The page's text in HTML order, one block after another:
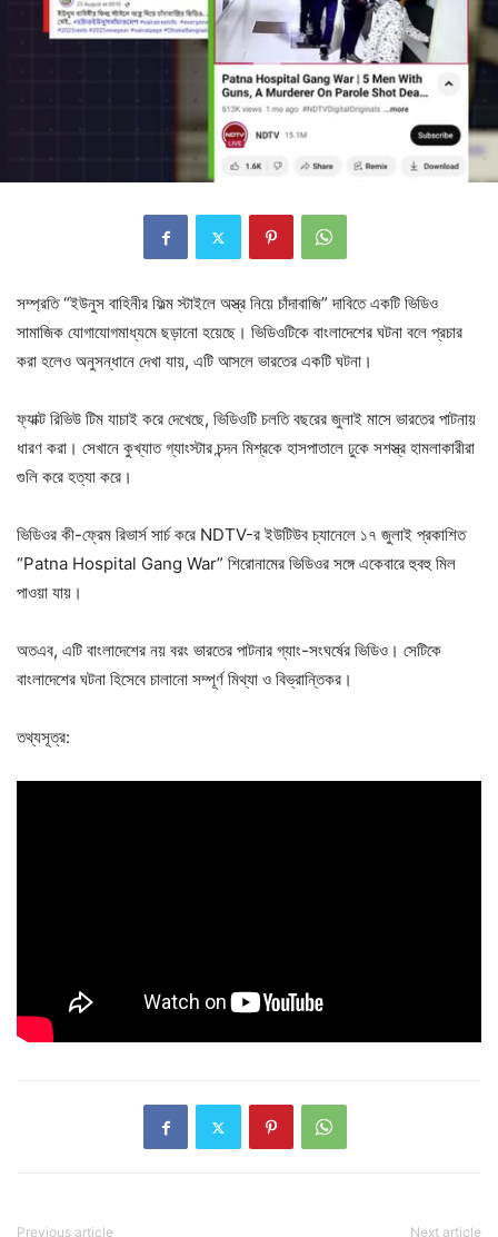
সম্প্রতি “ইউনুস বাহিনীর ফিল্ম স্টাইলে অস্ত্র নিয়ে চাঁদাবাজি” দাবিতে একটি ভিডিও
সামাজিক যোগাযোগমাধ্যমে ছড়ানো হয়েছে। ভিডিওটিকে বাংলাদেশের ঘটনা বলে প্রচার
করা হলেও অনুসন্ধানে দেখা যায়, এটি আসলে ভারতের একটি ঘটনা।
ফ্যাক্ট রিভিউ টিম যাচাই করে দেখেছে, ভিডিওটি চলতি বছরের জুলাই মাসে ভারতের পাটনায়
ধারণ করা। সেখানে কুখ্যাত গ্যাংস্টার চন্দন মিশ্রকে হাসপাতালে ঢুকে সশস্ত্র হামলাকারীরা
গুলি করে হত্যা করে।
ভিডিওর কী-ফ্রেম রিভার্স সার্চ করে NDTV-র ইউটিউব চ্যানেলে ১৭ জুলাই প্রকাশিত
“Patna Hospital Gang War” শিরোনামের ভিডিওর সঙ্গে একেবারে হুবহু মিল
পাওয়া যায়।
অতএব, এটি বাংলাদেশের নয় বরং ভারতের পাটনার গ্যাং-সংঘর্ষের ভিডিও। সেটিকে
বাংলাদেশের ঘটনা হিসেবে চালানো সম্পূর্ণ মিথ্যা ও বিভ্রান্তিকর।
তথ্যসূত্র:
Previous article Next article